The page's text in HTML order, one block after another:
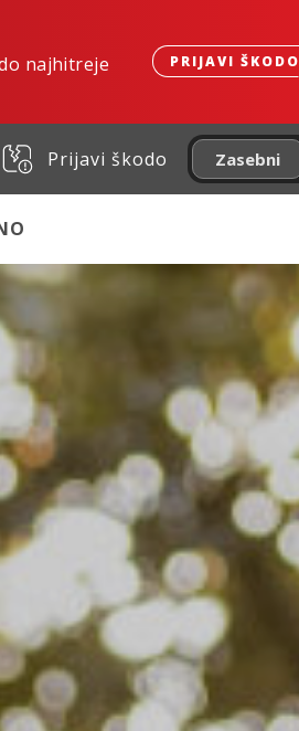
najhitreje
PRIJAVI ŠKODO
Prijavi škodo Zasebni